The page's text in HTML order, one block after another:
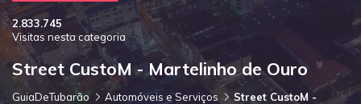
2.833.745
Visitas nesta categoria
Street CustoM - Martelinho de Ouro
GuiaDeTubarão Automóveis e Serviços
Street CustoM -